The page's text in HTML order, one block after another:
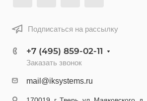
Подписаться на рассылку
+7 (495) 859-02-11
Заказать звонок
mail@iksystems.ru